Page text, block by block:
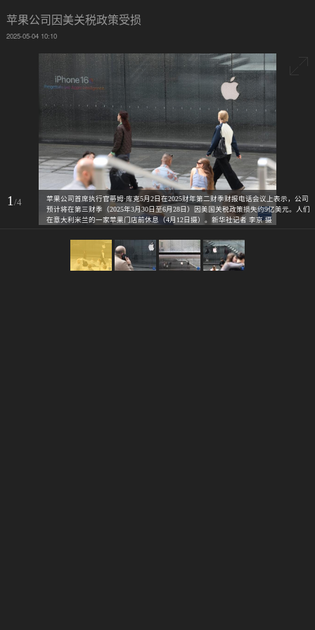
苹果公司因美关税政策受损
2025-05-04 10:10
1/4
苹果公司首席执行官蒂姆·库克5月2日在2025财年第二财季财报电话会议上表示，公司
预计将在第三财季（2025年3月30日至6月28日）因美国关税政策损失约9亿美元。人们
在意大利米兰的一家苹果门店前休息（4月12日摄）。新华社记者 李京 摄